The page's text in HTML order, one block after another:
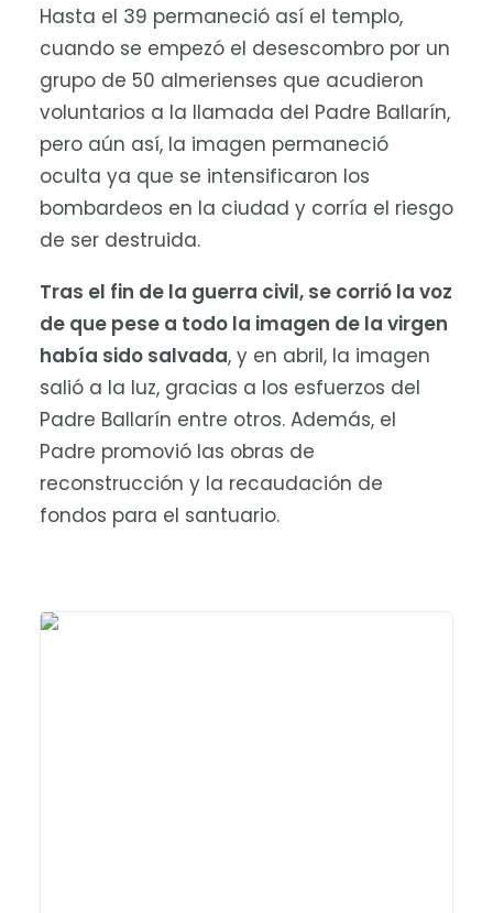
Hasta el 39 permaneció así el templo,
cuando se empezó el desescombro por un
grupo de 50 almerienses que acudieron
voluntarios a la llamada del Padre Ballarín,
pero aún así, la imagen permaneció
oculta ya que se intensificaron los
bombardeos en la ciudad y corría el riesgo
de ser destruida.
Tras el fin de la guerra civil, se corrió la voz
de que pese a todo la imagen de la virgen
había sido salvada, y en abril, la imagen
salió a la luz, gracias a los esfuerzos del
Padre Ballarín entre otros. Además, el
Padre promovió las obras de
reconstrucción y la recaudación de
fondos para el santuario.